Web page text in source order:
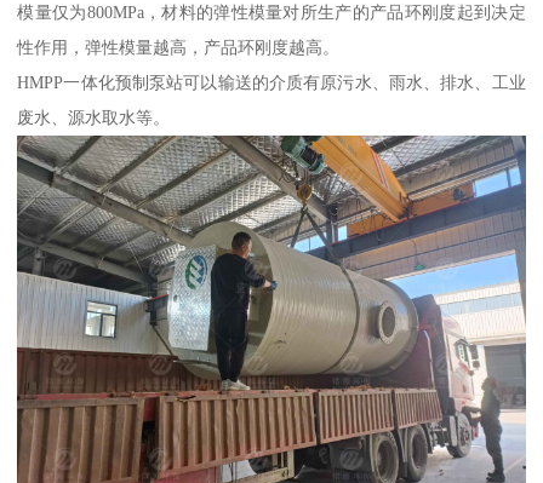
模量仅为800MPa，材料的弹性模量对所生产的产品环刚度起到决定
性作用，弹性模量越高，产品环刚度越高。
HMPP一体化预制泵站可以输送的介质有原污水、雨水、排水、工业
废水、源水取水等。